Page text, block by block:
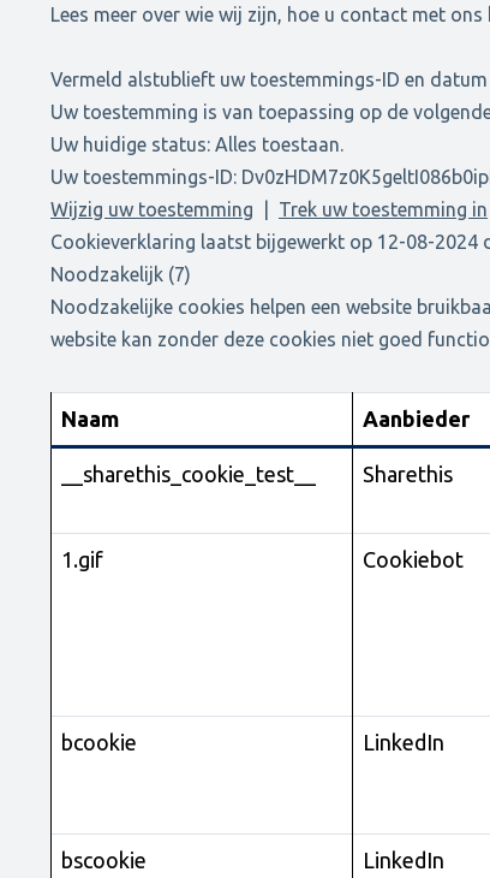
Lees meer over wie wij zijn, hoe u contact met
Vermeld alstublieft uw toestemmings-ID en
Uw toestemming is van toepassing op de
Uw huidige status: Alles toestaan.
Uw toestemmings-ID:
Wijzig uw toestemming
Trek uw toestemming in
Cookieverklaring laatst bijgewerkt op 12-08-2024
Noodzakelijk (7)
Noodzakelijke cookies helpen een website
website kan zonder deze cookies niet goed
Naam Aanbieder
__sharethis_cookie_test__ Sharethis
1.gif Cookiebot
bcookie LinkedIn
bscookie LinkedIn